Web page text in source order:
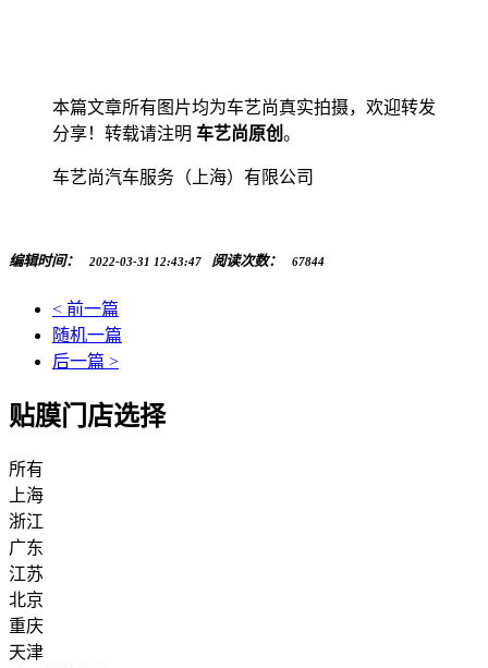
本篇文章所有图片均为车艺尚真实拍摄，欢迎转发
分享！转载请注明 车艺尚原创 。
车艺尚汽车服务（上海）有限公司
编辑时间： 2022-03-31 12:43:47 阅读次数： 67844
< 前一篇
随机一篇
后一篇 >
贴膜门店选择
所有
上海
浙江
广东
江苏
北京
重庆
天津